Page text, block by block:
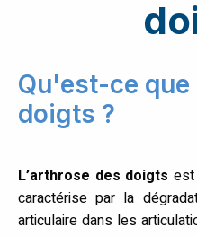
Qu'est-ce
doigts ?
L’arthrose des doigts
caractérise par la
articulaire dans les